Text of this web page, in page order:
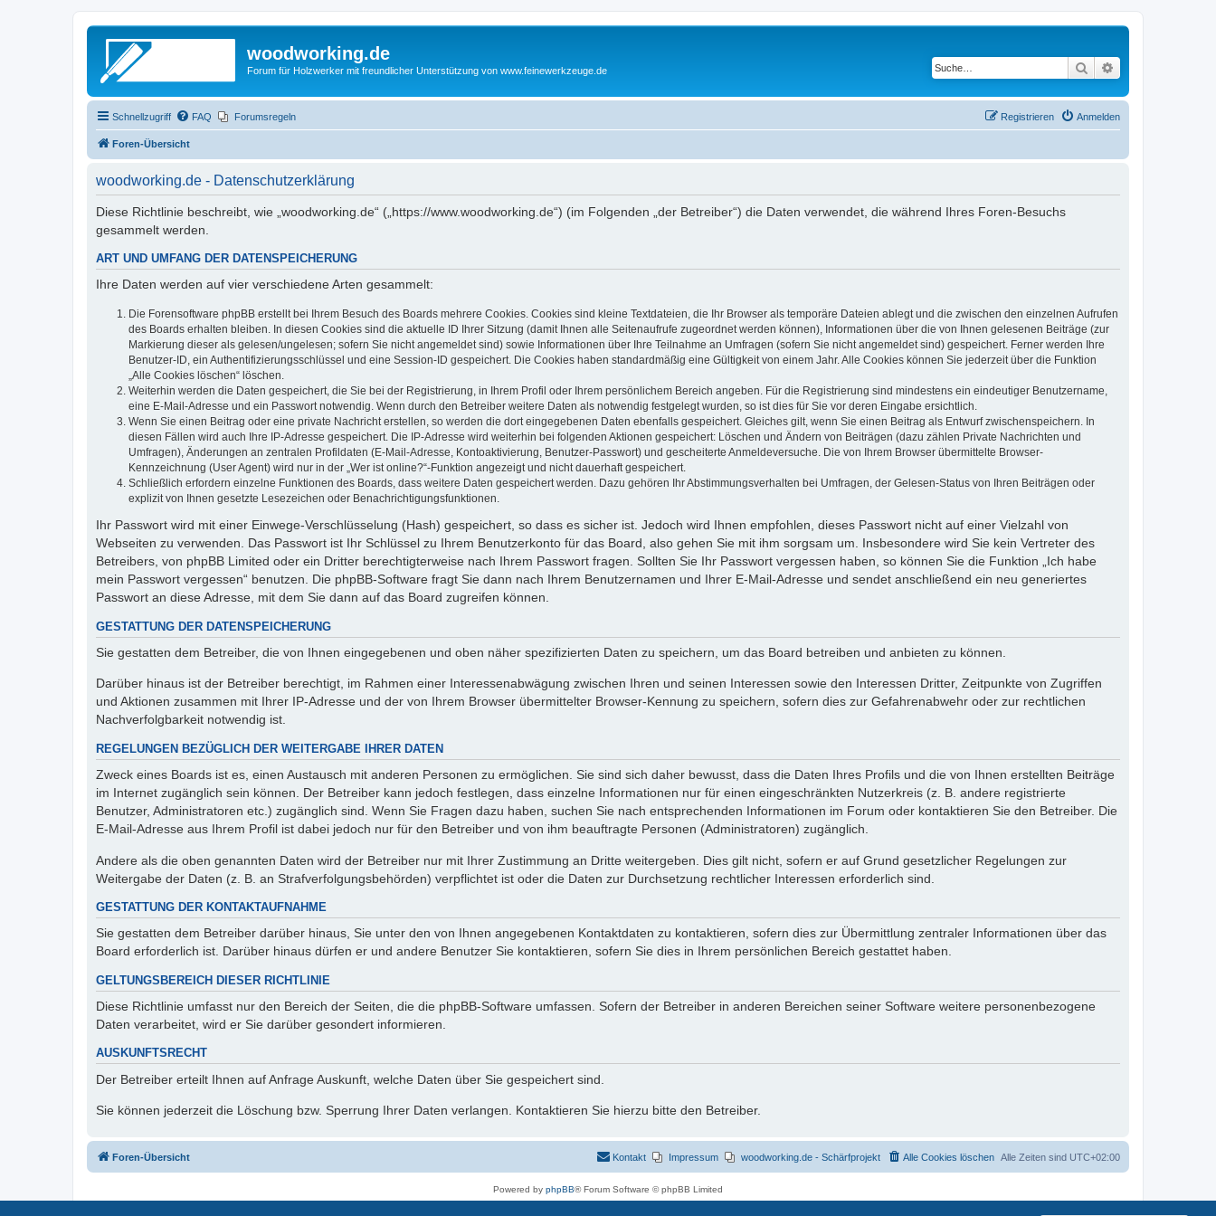
woodworking.de
Forum für Holzwerker mit freundlicher Unterstützung von www.feinewerkzeuge.de Suche
Schnellzugriff FAQ Forumsregeln Anmelden
Registrieren
Foren-Übersicht
woodworking.de - Datenschutzerklärung
Diese Richtlinie beschreibt, wie „woodworking.de“ („https://www.woodworking.de“) (im Folgenden „der Betreiber“) die Daten verwendet, die während Ihres Foren-Besuchs
gesammelt werden.
ART UND UMFANG DER DATENSPEICHERUNG
Ihre Daten werden auf vier verschiedene Arten gesammelt:
Die Forensoftware phpBB erstellt bei Ihrem Besuch des Boards mehrere Cookies. Cookies sind kleine Textdateien, die Ihr Browser als temporäre Dateien ablegt und die zwischen den einzelnen Aufrufen
des Boards erhalten bleiben. In diesen Cookies sind die aktuelle ID Ihrer Sitzung (damit Ihnen alle Seitenaufrufe zugeordnet werden können), Informationen über die von Ihnen gelesenen Beiträge (zur
Markierung dieser als gelesen/ungelesen; sofern Sie nicht angemeldet sind) sowie Informationen über Ihre Teilnahme an Umfragen (sofern Sie nicht angemeldet sind) gespeichert. Ferner werden Ihre
Benutzer-ID, ein Authentifizierungsschlüssel und eine Session-ID gespeichert. Die Cookies haben standardmäßig eine Gültigkeit von einem Jahr. Alle Cookies können Sie jederzeit über die Funktion
„Alle Cookies löschen“ löschen.
Weiterhin werden die Daten gespeichert, die Sie bei der Registrierung, in Ihrem Profil oder Ihrem persönlichem Bereich angeben. Für die Registrierung sind mindestens ein eindeutiger Benutzername,
eine E-Mail-Adresse und ein Passwort notwendig. Wenn durch den Betreiber weitere Daten als notwendig festgelegt wurden, so ist dies für Sie vor deren Eingabe ersichtlich.
Wenn Sie einen Beitrag oder eine private Nachricht erstellen, so werden die dort eingegebenen Daten ebenfalls gespeichert. Gleiches gilt, wenn Sie einen Beitrag als Entwurf zwischenspeichern. In
diesen Fällen wird auch Ihre IP-Adresse gespeichert. Die IP-Adresse wird weiterhin bei folgenden Aktionen gespeichert: Löschen und Ändern von Beiträgen (dazu zählen Private Nachrichten und
Umfragen), Änderungen an zentralen Profildaten (E-Mail-Adresse, Kontoaktivierung, Benutzer-Passwort) und gescheiterte Anmeldeversuche. Die von Ihrem Browser übermittelte Browser-
Kennzeichnung (User Agent) wird nur in der „Wer ist online?“-Funktion angezeigt und nicht dauerhaft gespeichert.
Schließlich erfordern einzelne Funktionen des Boards, dass weitere Daten gespeichert werden. Dazu gehören Ihr Abstimmungsverhalten bei Umfragen, der Gelesen-Status von Ihren Beiträgen oder
explizit von Ihnen gesetzte Lesezeichen oder Benachrichtigungsfunktionen.
Ihr Passwort wird mit einer Einwege-Verschlüsselung (Hash) gespeichert, so dass es sicher ist. Jedoch wird Ihnen empfohlen, dieses Passwort nicht auf einer Vielzahl von
Webseiten zu verwenden. Das Passwort ist Ihr Schlüssel zu Ihrem Benutzerkonto für das Board, also gehen Sie mit ihm sorgsam um. Insbesondere wird Sie kein Vertreter des
Betreibers, von phpBB Limited oder ein Dritter berechtigterweise nach Ihrem Passwort fragen. Sollten Sie Ihr Passwort vergessen haben, so können Sie die Funktion „Ich habe
mein Passwort vergessen“ benutzen. Die phpBB-Software fragt Sie dann nach Ihrem Benutzernamen und Ihrer E-Mail-Adresse und sendet anschließend ein neu generiertes
Passwort an diese Adresse, mit dem Sie dann auf das Board zugreifen können.
GESTATTUNG DER DATENSPEICHERUNG
Sie gestatten dem Betreiber, die von Ihnen eingegebenen und oben näher spezifizierten Daten zu speichern, um das Board betreiben und anbieten zu können.
Darüber hinaus ist der Betreiber berechtigt, im Rahmen einer Interessenabwägung zwischen Ihren und seinen Interessen sowie den Interessen Dritter, Zeitpunkte von Zugriffen
und Aktionen zusammen mit Ihrer IP-Adresse und der von Ihrem Browser übermittelter Browser-Kennung zu speichern, sofern dies zur Gefahrenabwehr oder zur rechtlichen
Nachverfolgbarkeit notwendig ist.
REGELUNGEN BEZÜGLICH DER WEITERGABE IHRER DATEN
Zweck eines Boards ist es, einen Austausch mit anderen Personen zu ermöglichen. Sie sind sich daher bewusst, dass die Daten Ihres Profils und die von Ihnen erstellten Beiträge
im Internet zugänglich sein können. Der Betreiber kann jedoch festlegen, dass einzelne Informationen nur für einen eingeschränkten Nutzerkreis (z. B. andere registrierte
Benutzer, Administratoren etc.) zugänglich sind. Wenn Sie Fragen dazu haben, suchen Sie nach entsprechenden Informationen im Forum oder kontaktieren Sie den Betreiber. Die
E-Mail-Adresse aus Ihrem Profil ist dabei jedoch nur für den Betreiber und von ihm beauftragte Personen (Administratoren) zugänglich.
Andere als die oben genannten Daten wird der Betreiber nur mit Ihrer Zustimmung an Dritte weitergeben. Dies gilt nicht, sofern er auf Grund gesetzlicher Regelungen zur
Weitergabe der Daten (z. B. an Strafverfolgungsbehörden) verpflichtet ist oder die Daten zur Durchsetzung rechtlicher Interessen erforderlich sind.
GESTATTUNG DER KONTAKTAUFNAHME
Sie gestatten dem Betreiber darüber hinaus, Sie unter den von Ihnen angegebenen Kontaktdaten zu kontaktieren, sofern dies zur Übermittlung zentraler Informationen über das
Board erforderlich ist. Darüber hinaus dürfen er und andere Benutzer Sie kontaktieren, sofern Sie dies in Ihrem persönlichen Bereich gestattet haben.
GELTUNGSBEREICH DIESER RICHTLINIE
Diese Richtlinie umfasst nur den Bereich der Seiten, die die phpBB-Software umfassen. Sofern der Betreiber in anderen Bereichen seiner Software weitere personenbezogene
Daten verarbeitet, wird er Sie darüber gesondert informieren.
AUSKUNFTSRECHT
Der Betreiber erteilt Ihnen auf Anfrage Auskunft, welche Daten über Sie gespeichert sind.
Sie können jederzeit die Löschung bzw. Sperrung Ihrer Daten verlangen. Kontaktieren Sie hierzu bitte den Betreiber.
Foren-Übersicht Alle Zeiten sind UTC+02:00
Alle Cookies löschen
woodworking.de - Schärfprojekt
Impressum
Kontakt
Powered by phpBB® Forum Software © phpBB Limited